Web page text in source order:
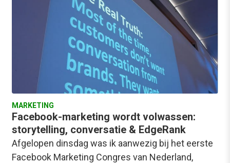
MARKETING
Facebook-marketing wordt volwassen:
storytelling, conversatie & EdgeRank
Afgelopen dinsdag was ik aanwezig bij het eerste
Facebook Marketing Congres van Nederland,